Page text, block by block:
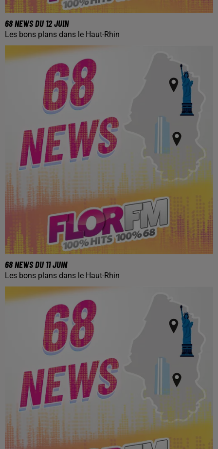
68 NEWS DU 12 JUIN
Les bons plans dans le Haut-Rhin
68 NEWS DU 11 JUIN
Les bons plans dans le Haut-Rhin